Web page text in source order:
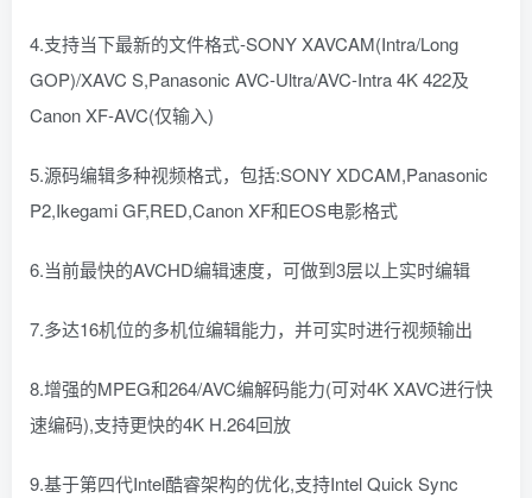
4.支持当下最新的文件格式-SONY XAVCAM(Intra/Long
GOP)/XAVC S,Panasonic AVC-Ultra/AVC-Intra 4K 422及
Canon XF-AVC(仅输入)
5.源码编辑多种视频格式，包括:SONY XDCAM,Panasonic
P2,Ikegami GF,RED,Canon XF和EOS电影格式
6.当前最快的AVCHD编辑速度，可做到3层以上实时编辑
7.多达16机位的多机位编辑能力，并可实时进行视频输出
8.增强的MPEG和264/AVC编解码能力(可对4K XAVC进行快
速编码),支持更快的4K H.264回放
9.基于第四代Intel酷睿架构的优化,支持Intel Quick Sync